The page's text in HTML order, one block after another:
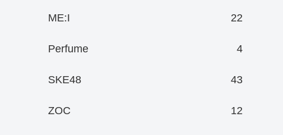
ME:I 22
Perfume 4
SKE48 43
ZOC 12